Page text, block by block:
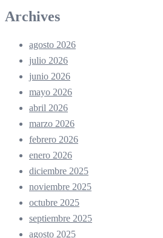
Archives
agosto 2026
julio 2026
junio 2026
mayo 2026
abril 2026
marzo 2026
febrero 2026
enero 2026
diciembre 2025
noviembre 2025
octubre 2025
septiembre 2025
agosto 2025